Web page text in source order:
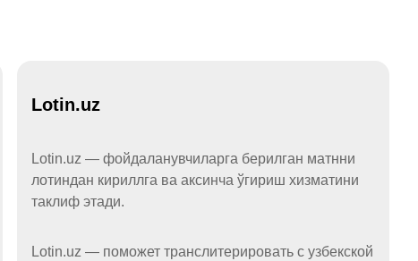
Lotin.uz
Lotin.uz — фойдаланувчиларга берилган матнни
лотиндан кириллга ва аксинча ўгириш хизматини
таклиф этади.
Lotin.uz — поможет транслитерировать с узбекской